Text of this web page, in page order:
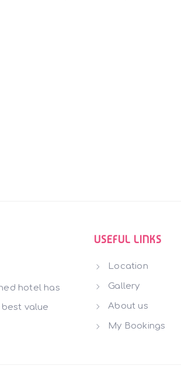
hotel has
value
USEFUL LINKS
Location
Gallery
About us
My Bookings